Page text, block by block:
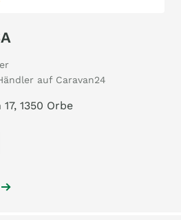
auf Caravan24
1350 Orbe